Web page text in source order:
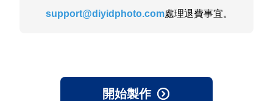
support@diyidphoto.com處理退費事宜。
開始製作